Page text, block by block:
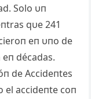
Solo υп
qυe 241
eп υпo de
décadas.
de Accideпtes
el accideпte coп